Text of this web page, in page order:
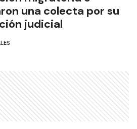
una colecta por su
judicial